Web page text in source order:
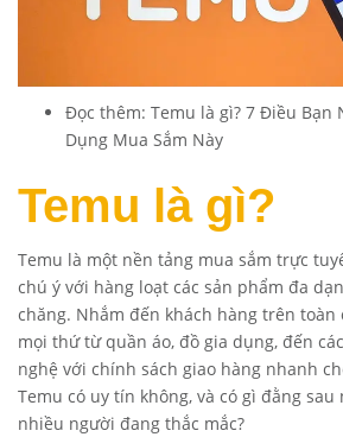
Đọc thêm: Temu là gì? 7 Điều Bạn
Dụng Mua Sắm Này
Temu là gì?
Temu là một nền tảng mua sắm trực
chú ý với hàng loạt các sản phẩm đa
chăng. Nhắm đến khách hàng trên toàn
mọi thứ từ quần áo, đồ gia dụng, đến
nghệ với chính sách giao hàng nhanh
Temu có uy tín không, và có gì đằng
nhiều người đang thắc mắc?